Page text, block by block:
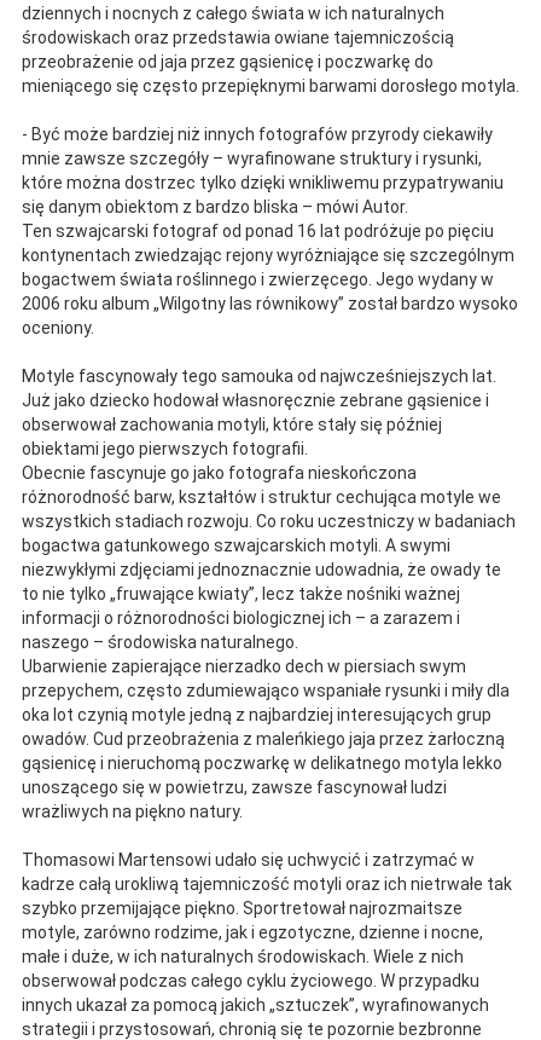
dziennych i nocnych z całego świata w ich naturalnych
środowiskach oraz przedstawia owiane tajemniczością
przeobrażenie od jaja przez gąsienicę i poczwarkę do
mieniącego się często przepięknymi barwami dorosłego motyla.
- Być może bardziej niż innych fotografów przyrody ciekawiły
mnie zawsze szczegóły – wyrafinowane struktury i rysunki,
które można dostrzec tylko dzięki wnikliwemu przypatrywaniu
się danym obiektom z bardzo bliska – mówi Autor.
Ten szwajcarski fotograf od ponad 16 lat podróżuje po pięciu
kontynentach zwiedzając rejony wyróżniające się szczególnym
bogactwem świata roślinnego i zwierzęcego. Jego wydany w
2006 roku album „Wilgotny las równikowy” został bardzo wysoko
oceniony.
Motyle fascynowały tego samouka od najwcześniejszych lat.
Już jako dziecko hodował własnoręcznie zebrane gąsienice i
obserwował zachowania motyli, które stały się później
obiektami jego pierwszych fotografii.
Obecnie fascynuje go jako fotografa nieskończona
różnorodność barw, kształtów i struktur cechująca motyle we
wszystkich stadiach rozwoju. Co roku uczestniczy w badaniach
bogactwa gatunkowego szwajcarskich motyli. A swymi
niezwykłymi zdjęciami jednoznacznie udowadnia, że owady te
to nie tylko „fruwające kwiaty”, lecz także nośniki ważnej
informacji o różnorodności biologicznej ich – a zarazem i
naszego – środowiska naturalnego.
Ubarwienie zapierające nierzadko dech w piersiach swym
przepychem, często zdumiewająco wspaniałe rysunki i miły dla
oka lot czynią motyle jedną z najbardziej interesujących grup
owadów. Cud przeobrażenia z maleńkiego jaja przez żarłoczną
gąsienicę i nieruchomą poczwarkę w delikatnego motyla lekko
unoszącego się w powietrzu, zawsze fascynował ludzi
wrażliwych na piękno natury.
Thomasowi Martensowi udało się uchwycić i zatrzymać w
kadrze całą urokliwą tajemniczość motyli oraz ich nietrwałe tak
szybko przemijające piękno. Sportretował najrozmaitsze
motyle, zarówno rodzime, jak i egzotyczne, dzienne i nocne,
małe i duże, w ich naturalnych środowiskach. Wiele z nich
obserwował podczas całego cyklu życiowego. W przypadku
innych ukazał za pomocą jakich „sztuczek”, wyrafinowanych
strategii i przystosowań, chronią się te pozornie bezbronne